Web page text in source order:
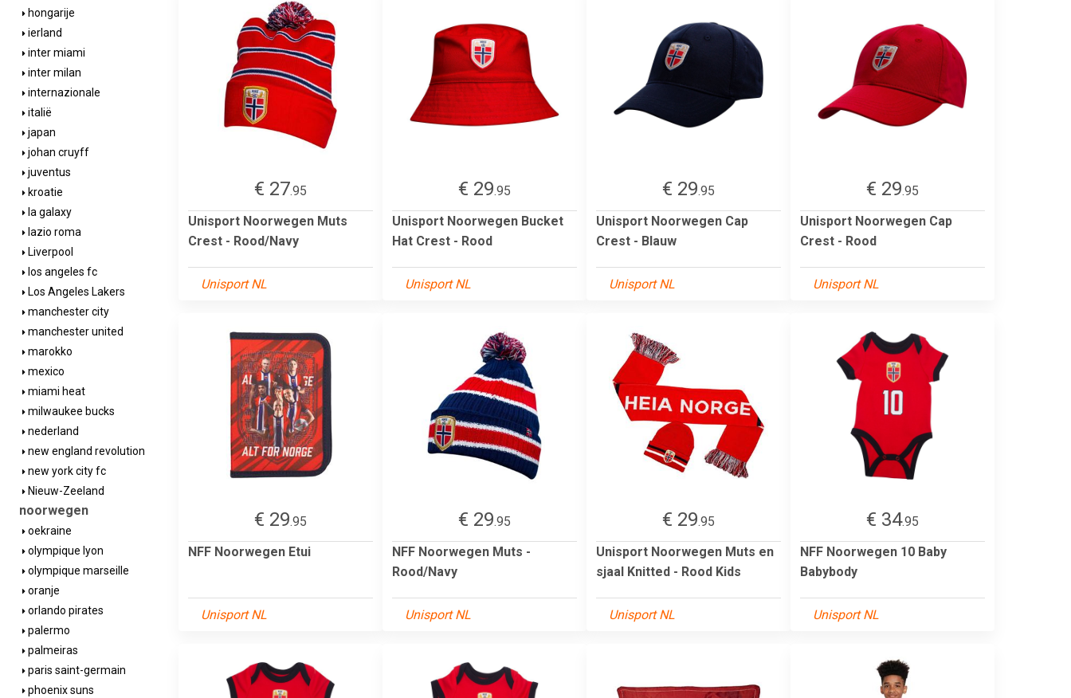
hongarije
ierland
inter miami
inter milan
internazionale
italië
japan
johan cruyff
juventus
kroatie
la galaxy
lazio roma
Liverpool
los angeles fc
Los Angeles Lakers
manchester city
manchester united
marokko
mexico
miami heat
milwaukee bucks
nederland
new england revolution
new york city fc
Nieuw-Zeeland
noorwegen
oekraine
olympique lyon
olympique marseille
oranje
orlando pirates
palermo
palmeiras
paris saint-germain
phoenix suns
€ 27.95
Unisport Noorwegen Muts
Crest - Rood/Navy
Unisport NL
€ 29.95
Unisport Noorwegen Bucket
Hat Crest - Rood
Unisport NL
€ 29.95
Unisport Noorwegen Cap
Crest - Blauw
Unisport NL
€ 29.95
Unisport Noorwegen Cap
Crest - Rood
Unisport NL
€ 29.95
NFF Noorwegen Etui
Unisport NL
€ 29.95
NFF Noorwegen Muts -
Rood/Navy
Unisport NL
€ 29.95
Unisport Noorwegen Muts en
sjaal Knitted - Rood Kids
Unisport NL
€ 34.95
NFF Noorwegen 10 Baby
Babybody
Unisport NL